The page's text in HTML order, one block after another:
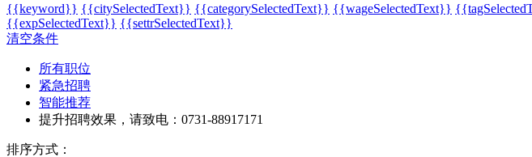
{{keyword}} {{citySelectedText}} {{categorySelectedText}} {{wageSelectedText}}
{{expSelectedText}} {{settrSelectedText}}
清空条件
所有职位
紧急招聘
智能推荐
提升招聘效果，请致电：0731-88917171
排序方式：